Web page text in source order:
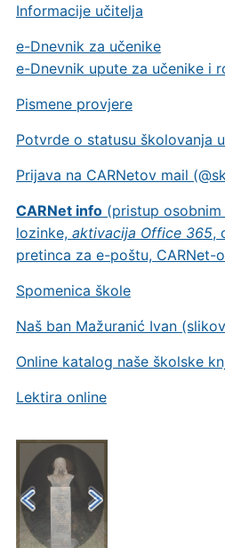
Informacije učitelja
e-Dnevnik za učenike
e-Dnevnik upute za učenike i
Pismene provjere
Potvrde o statusu školovanja
Prijava na CARNetov mail
CARNet info(pristup osobnim
lozinke, aktivacija Office 365,
pretinca za e-poštu, CARNet-
Spomenica škole
Naš ban Mažuranić Ivan
Online katalog naše školske
Lektira online